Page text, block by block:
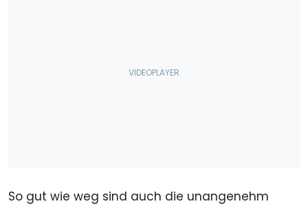
So gut wie weg sind auch die unangenehm